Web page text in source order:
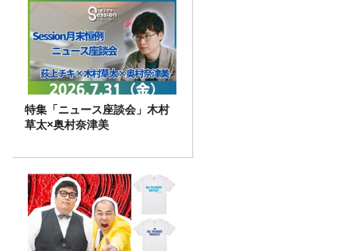
特集「ニュース座談会」木村
草太×奥村奈津美